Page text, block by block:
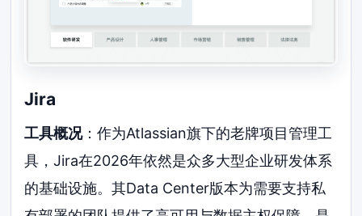
Jira
工具概况：作为Atlassian旗下的老牌项目管理工
具，Jira在2026年依然是众多大型企业研发体系
的基础设施。其Data Center版本为需要支持私